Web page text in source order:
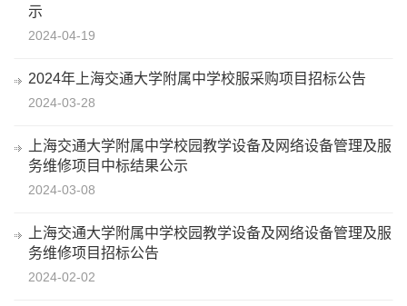
示
2024-04-19
2024年上海交通大学附属中学校服采购项目招标公告
2024-03-28
上海交通大学附属中学校园教学设备及网络设备管理及服
务维修项目中标结果公示
2024-03-08
上海交通大学附属中学校园教学设备及网络设备管理及服
务维修项目招标公告
2024-02-02